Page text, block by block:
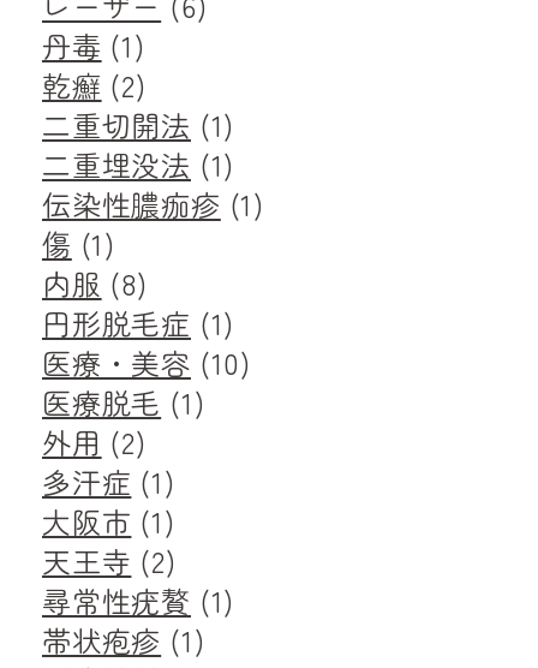
丹毒 (1)
乾癬 (2)
二重切開法 (1)
二重埋没法 (1)
伝染性膿痂疹 (1)
傷 (1)
内服 (8)
円形脱毛症 (1)
医療・美容 (10)
医療脱毛 (1)
外用 (2)
多汗症 (1)
大阪市 (1)
天王寺 (2)
尋常性疣贅 (1)
帯状疱疹 (1)